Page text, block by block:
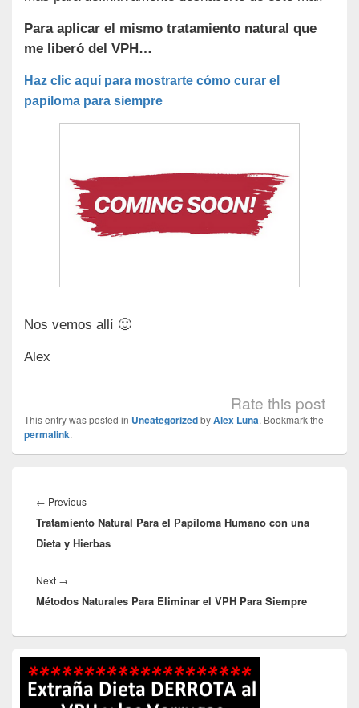
Para aplicar el mismo tratamiento natural que
me liberó del VPH…
Haz clic aquí para mostrarte cómo curar el
papiloma para siempre
Nos vemos allí 🙂
Alex
Rate this post
This entry was posted in UncategorizedbyAlex Luna. Bookmark the
permalink.
de
entradas
← PreviousPrevious
post:
Tratamiento Natural Para el Papiloma Humano con una
Dieta y Hierbas
Next →
post:
Métodos Naturales Para Eliminar el VPH Para Siempre
Primary
Sidebar
Widget
Area